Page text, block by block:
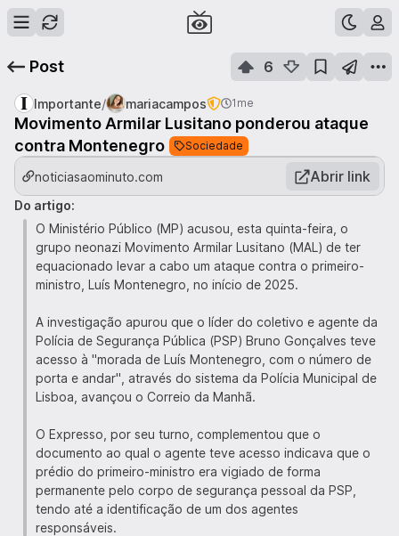
Post 6
Importante/ mariacampos 1me
Movimento Armilar Lusitano ponderou ataque
contra Montenegro
Sociedade
noticiasaominuto.com Abrir link
Do artigo:
O Ministério Público (MP) acusou, esta quinta-feira, o
grupo neonazi Movimento Armilar Lusitano (MAL) de ter
equacionado levar a cabo um ataque contra o primeiro-
ministro, Luís Montenegro, no início de 2025.
A investigação apurou que o líder do coletivo e agente da
Polícia de Segurança Pública (PSP) Bruno Gonçalves teve
acesso à "morada de Luís Montenegro, com o número de
porta e andar", através do sistema da Polícia Municipal de
Lisboa, avançou o Correio da Manhã.
O Expresso, por seu turno, complementou que o
documento ao qual o agente teve acesso indicava que o
prédio do primeiro-ministro era vigiado de forma
permanente pelo corpo de segurança pessoal da PSP,
tendo até a identificação de um dos agentes
responsáveis.